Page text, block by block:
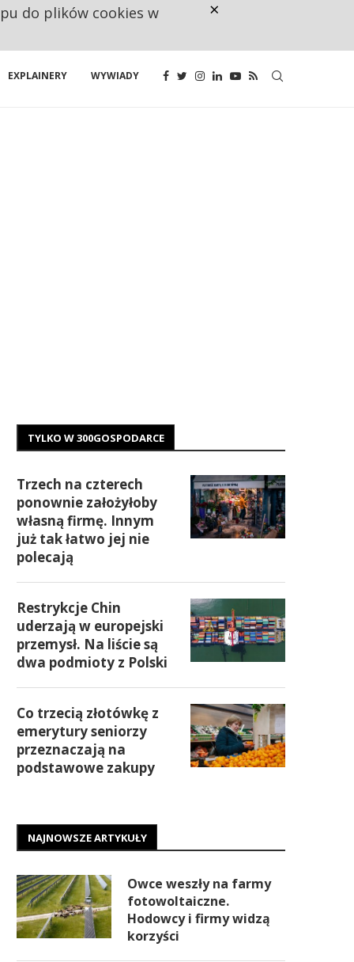
EXPLAINERY WYWIADY
TYLKO W 300GOSPODARCE
Trzech na czterech
ponownie założyłoby
własną firmę. Innym
już tak łatwo jej nie
polecają
Restrykcje Chin
uderzają w europejski
przemysł. Na liście są
dwa podmioty z Polski
Co trzecią złotówkę z
emerytury seniorzy
przeznaczają na
podstawowe zakupy
NAJNOWSZE ARTYKUŁY
Owce weszły na farmy
fotowoltaiczne.
Hodowcy i firmy widzą
korzyści
do plików cookies w ×